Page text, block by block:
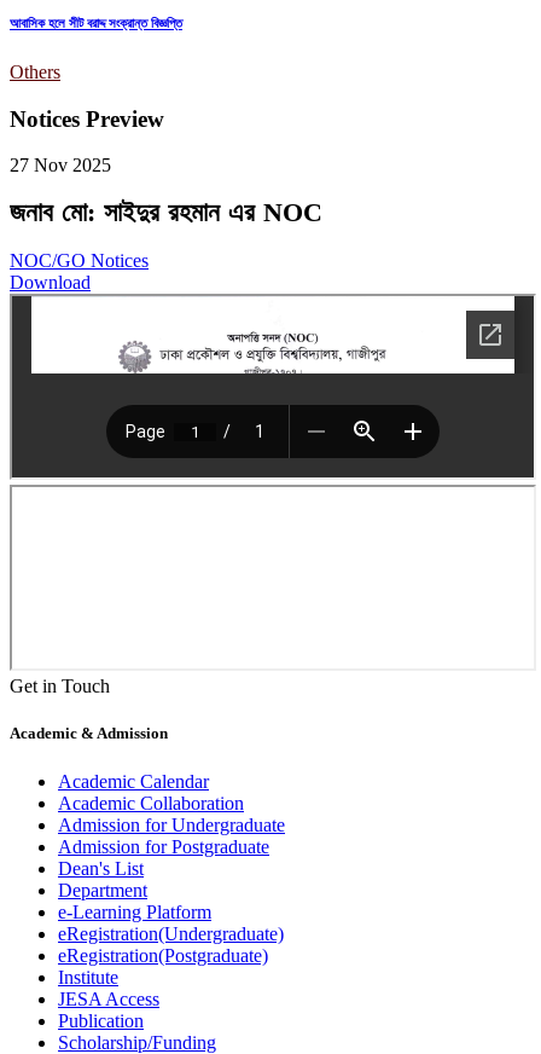
আবাসিক হলে সীট বরাদ্দ সংক্রান্ত বিজ্ঞপ্তি
Others
Notices Preview
27 Nov 2025
জনাব মো: সাইদুর রহমান এর NOC
NOC/GO Notices
Download
Get in Touch
Academic & Admission
Academic Calendar
Academic Collaboration
Admission for Undergraduate
Admission for Postgraduate
Dean's List
Department
e-Learning Platform
eRegistration(Undergraduate)
eRegistration(Postgraduate)
Institute
JESA Access
Publication
Scholarship/Funding